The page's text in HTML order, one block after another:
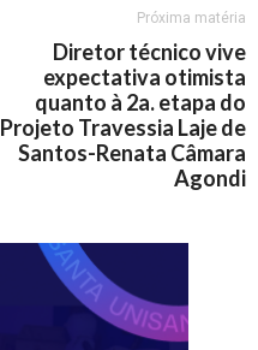
Próxima matéria
Diretor técnico vive
expectativa otimista
quanto à 2a. etapa do
Projeto Travessia Laje de
Santos-Renata Câmara
Agondi